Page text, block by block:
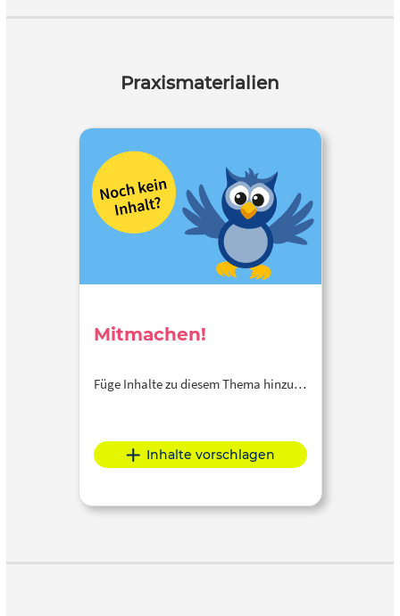
Praxismaterialien
Mitmachen!
Füge Inhalte zu diesem Thema hinzu…
Inhalte vorschlagen